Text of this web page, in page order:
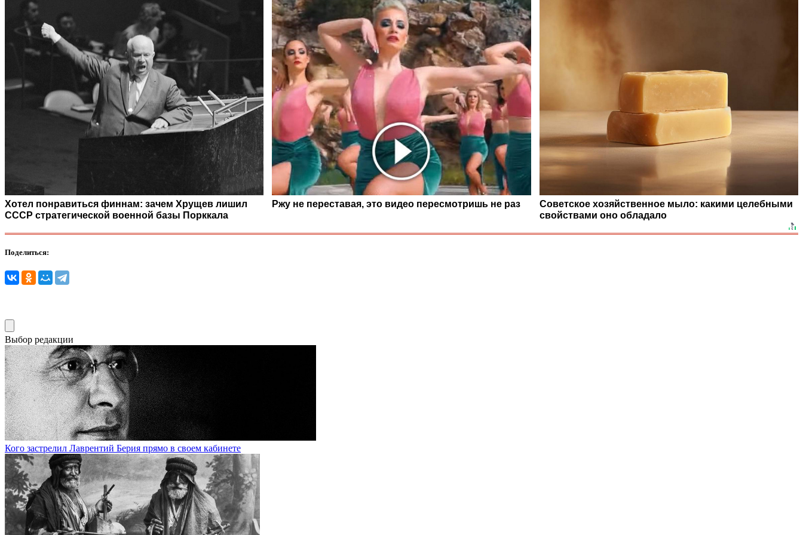
Хотел понравиться финнам: зачем Хрущев лишил
СССР стратегической военной базы Порккала
Ржу не переставая, это видео пересмотришь не раз
Советское хозяйственное мыло: какими целебными
свойствами оно обладало
Поделиться:
Выбор редакции
Кого застрелил Лаврентий Берия прямо в своем кабинете